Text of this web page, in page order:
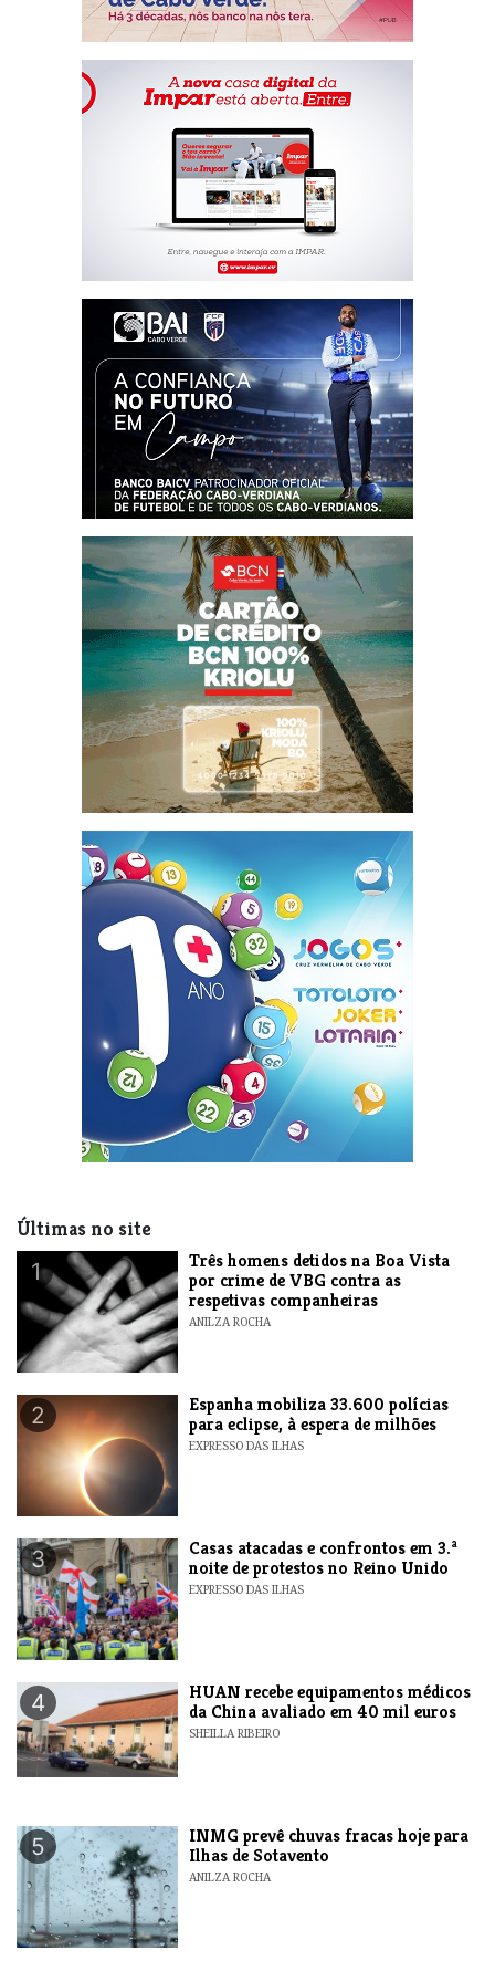
Últimas no site
1
Três homens detidos na Boa Vista
por crime de VBG contra as
respetivas companheiras
ANILZA ROCHA
2
Espanha mobiliza 33.600 polícias
para eclipse, à espera de milhões
EXPRESSO DAS ILHAS
3
Casas atacadas e confrontos em 3.ª
noite de protestos no Reino Unido
EXPRESSO DAS ILHAS
4
HUAN recebe equipamentos médicos
da China avaliado em 40 mil euros
SHEILLA RIBEIRO
5
INMG prevê chuvas fracas hoje para
Ilhas de Sotavento
ANILZA ROCHA